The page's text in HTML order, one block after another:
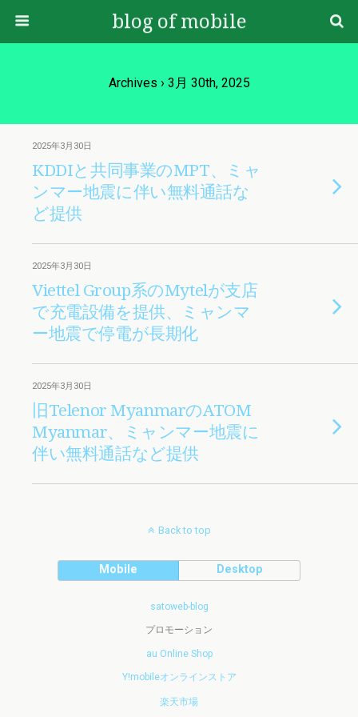
blog of mobile
Archives › 3月 30th, 2025
2025年3月30日
KDDIと共同事業のMPT、ミャ
ンマー地震に伴い無料通話な
ど提供
2025年3月30日
Viettel Group系のMytelが支店
で充電設備を提供、ミャンマ
ー地震で停電が長期化
2025年3月30日
旧Telenor MyanmarのATOM
Myanmar、ミャンマー地震に
伴い無料通話など提供
Back to top
Mobile Desktop
satoweb-blog
プロモーション
au Online Shop
Y!mobileオンラインストア
楽天市場